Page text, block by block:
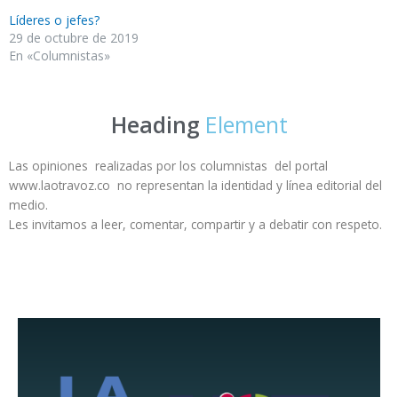
Líderes o jefes?
29 de octubre de 2019
En «Columnistas»
Heading Element
Las opiniones realizadas por los columnistas del portal
www.laotravoz.co no representan la identidad y línea editorial del
medio.
Les invitamos a leer, comentar, compartir y a debatir con respeto.